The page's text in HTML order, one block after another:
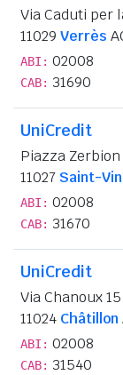
Via Caduti per
11029 Verrès
ABI: 02008
CAB: 31690
UniCredit
Piazza Zerbion
11027 Saint-
ABI: 02008
CAB: 31670
UniCredit
Via Chanoux 15
11024 Châtillon
ABI: 02008
CAB: 31540